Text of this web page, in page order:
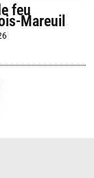
feu
Mareuil